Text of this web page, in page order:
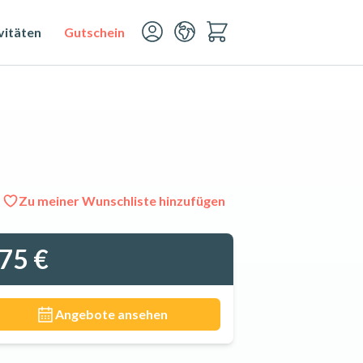
Gutschein
Zu meiner Wunschliste hinzufügen
Alle 10 Fotos ansehen
75 €
Angebote ansehen